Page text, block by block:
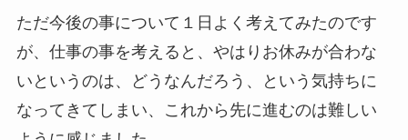
ただ今後の事について１日よく考えてみたのです
が、仕事の事を考えると、やはりお休みが合わな
いというのは、どうなんだろう、という気持ちに
なってきてしまい、これから先に進むのは難しい